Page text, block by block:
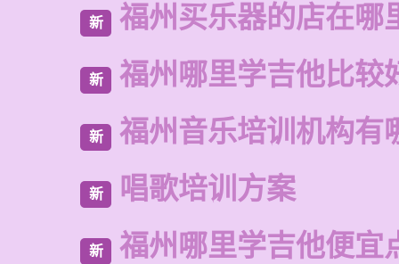
新 福州买乐器的店在哪
新 福州哪里学吉他比较
新 福州音乐培训机构有
新 唱歌培训方案
新 福州哪里学吉他便宜